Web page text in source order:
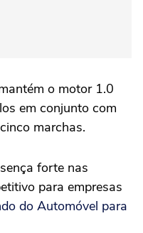
o motor 1.0
em conjunto com
marchas.
forte nas
para empresas
do Automóvel para